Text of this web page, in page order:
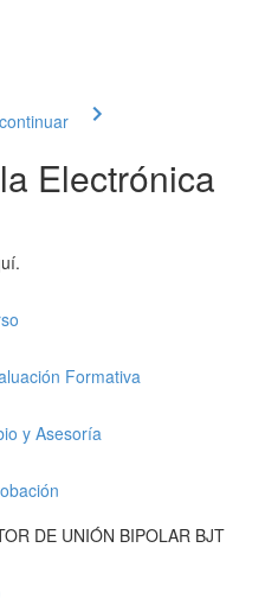
Electrónica
Formativa
y Asesoría
DE UNIÓN BIPOLAR BJT